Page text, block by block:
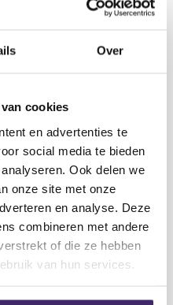
Over
cookies
en advertenties te
social media te bieden
Ook delen we
onze site met onze
en analyse. Deze
combineren met andere
of die ze hebben
van hun services.
het ophangen van
speakers. Bovenaan
extra dwarsbalken met
lichtbrug met 2 T